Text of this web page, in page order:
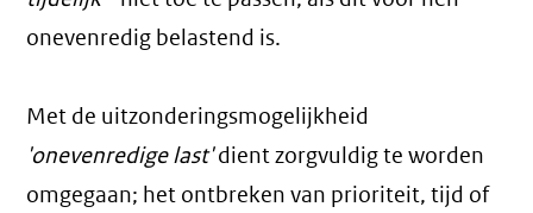
onevenredig belastend is.
Met de uitzonderingsmogelijkheid
'onevenredige last'dient zorgvuldig te worden
omgegaan; het ontbreken van prioriteit, tijd of